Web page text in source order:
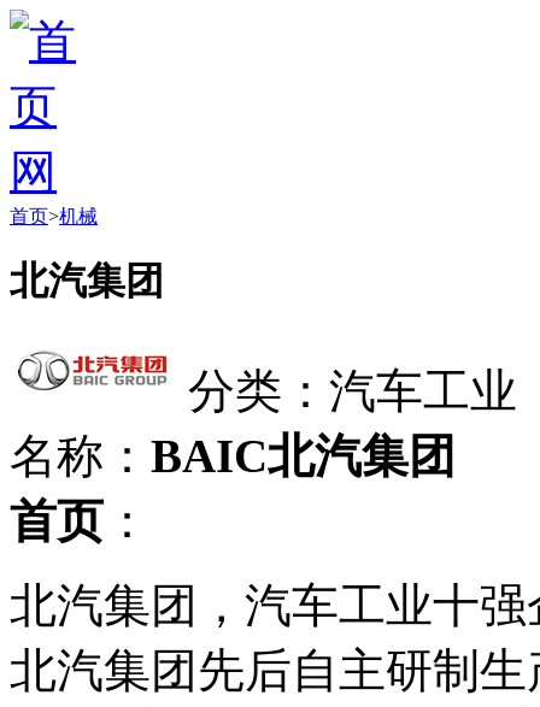
首页>机械
北汽集团
分类：汽车工业
名称： BAIC北汽集团
首页 ：
北汽集团，汽车工业十
北汽集团先后自主研制